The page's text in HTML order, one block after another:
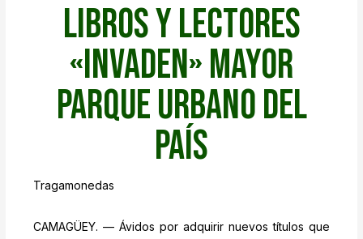
Libros y lectores
«invaden» mayor
parque urbano del
país
Tragamonedas
CAMAGÜEY. — Ávidos por adquirir nuevos títulos que